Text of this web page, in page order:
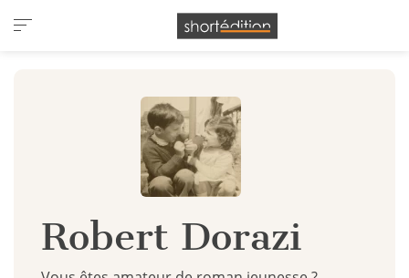
Panneau de gestion des cookies
Robert Dorazi